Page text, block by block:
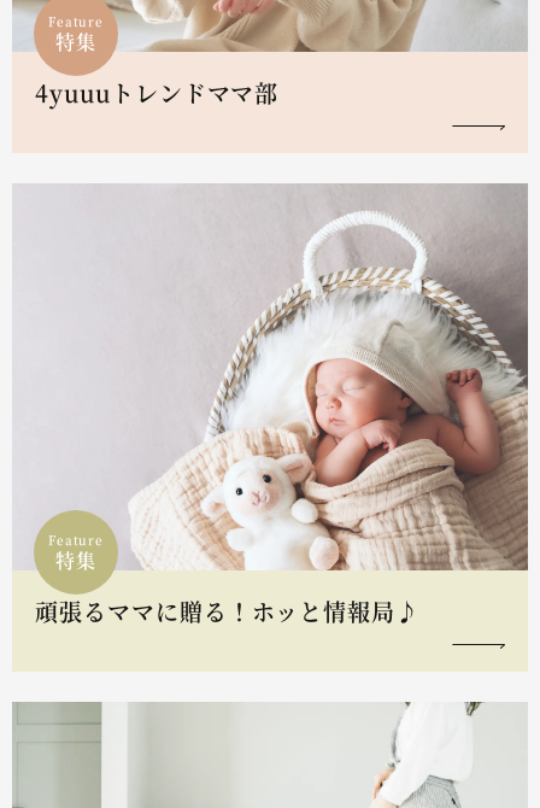
Feature
特集
4yuuuトレンドママ部
Feature
特集
頑張るママに贈る！ホッと情報局♪